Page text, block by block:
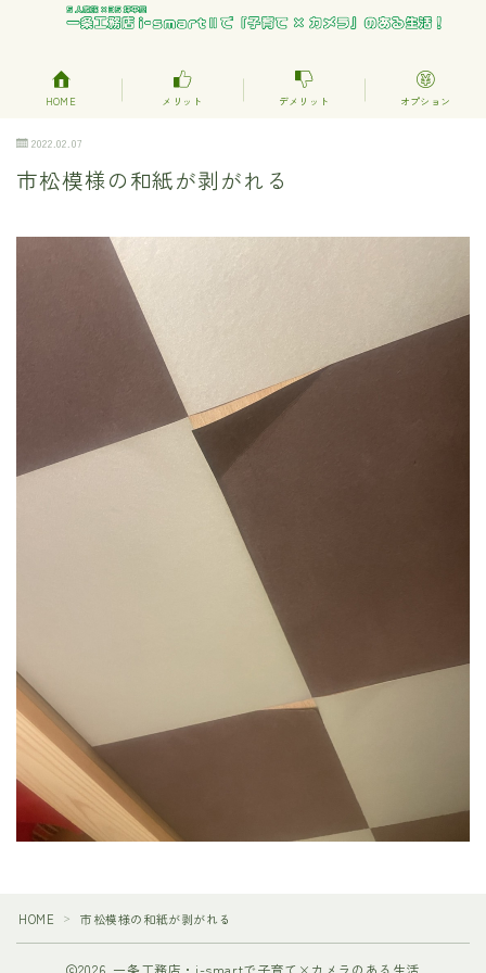
HOME メリット デメリット オプション
2022.02.07
市松模様の和紙が剥がれる
HOME ＞ 市松模様の和紙が剥がれる